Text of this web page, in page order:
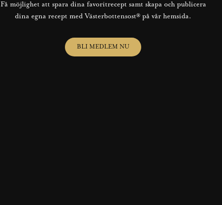
Få möjlighet att spara dina favoritrecept samt skapa och publicera
dina egna recept med Västerbottensost® på vår hemsida.
BLI MEDLEM NU